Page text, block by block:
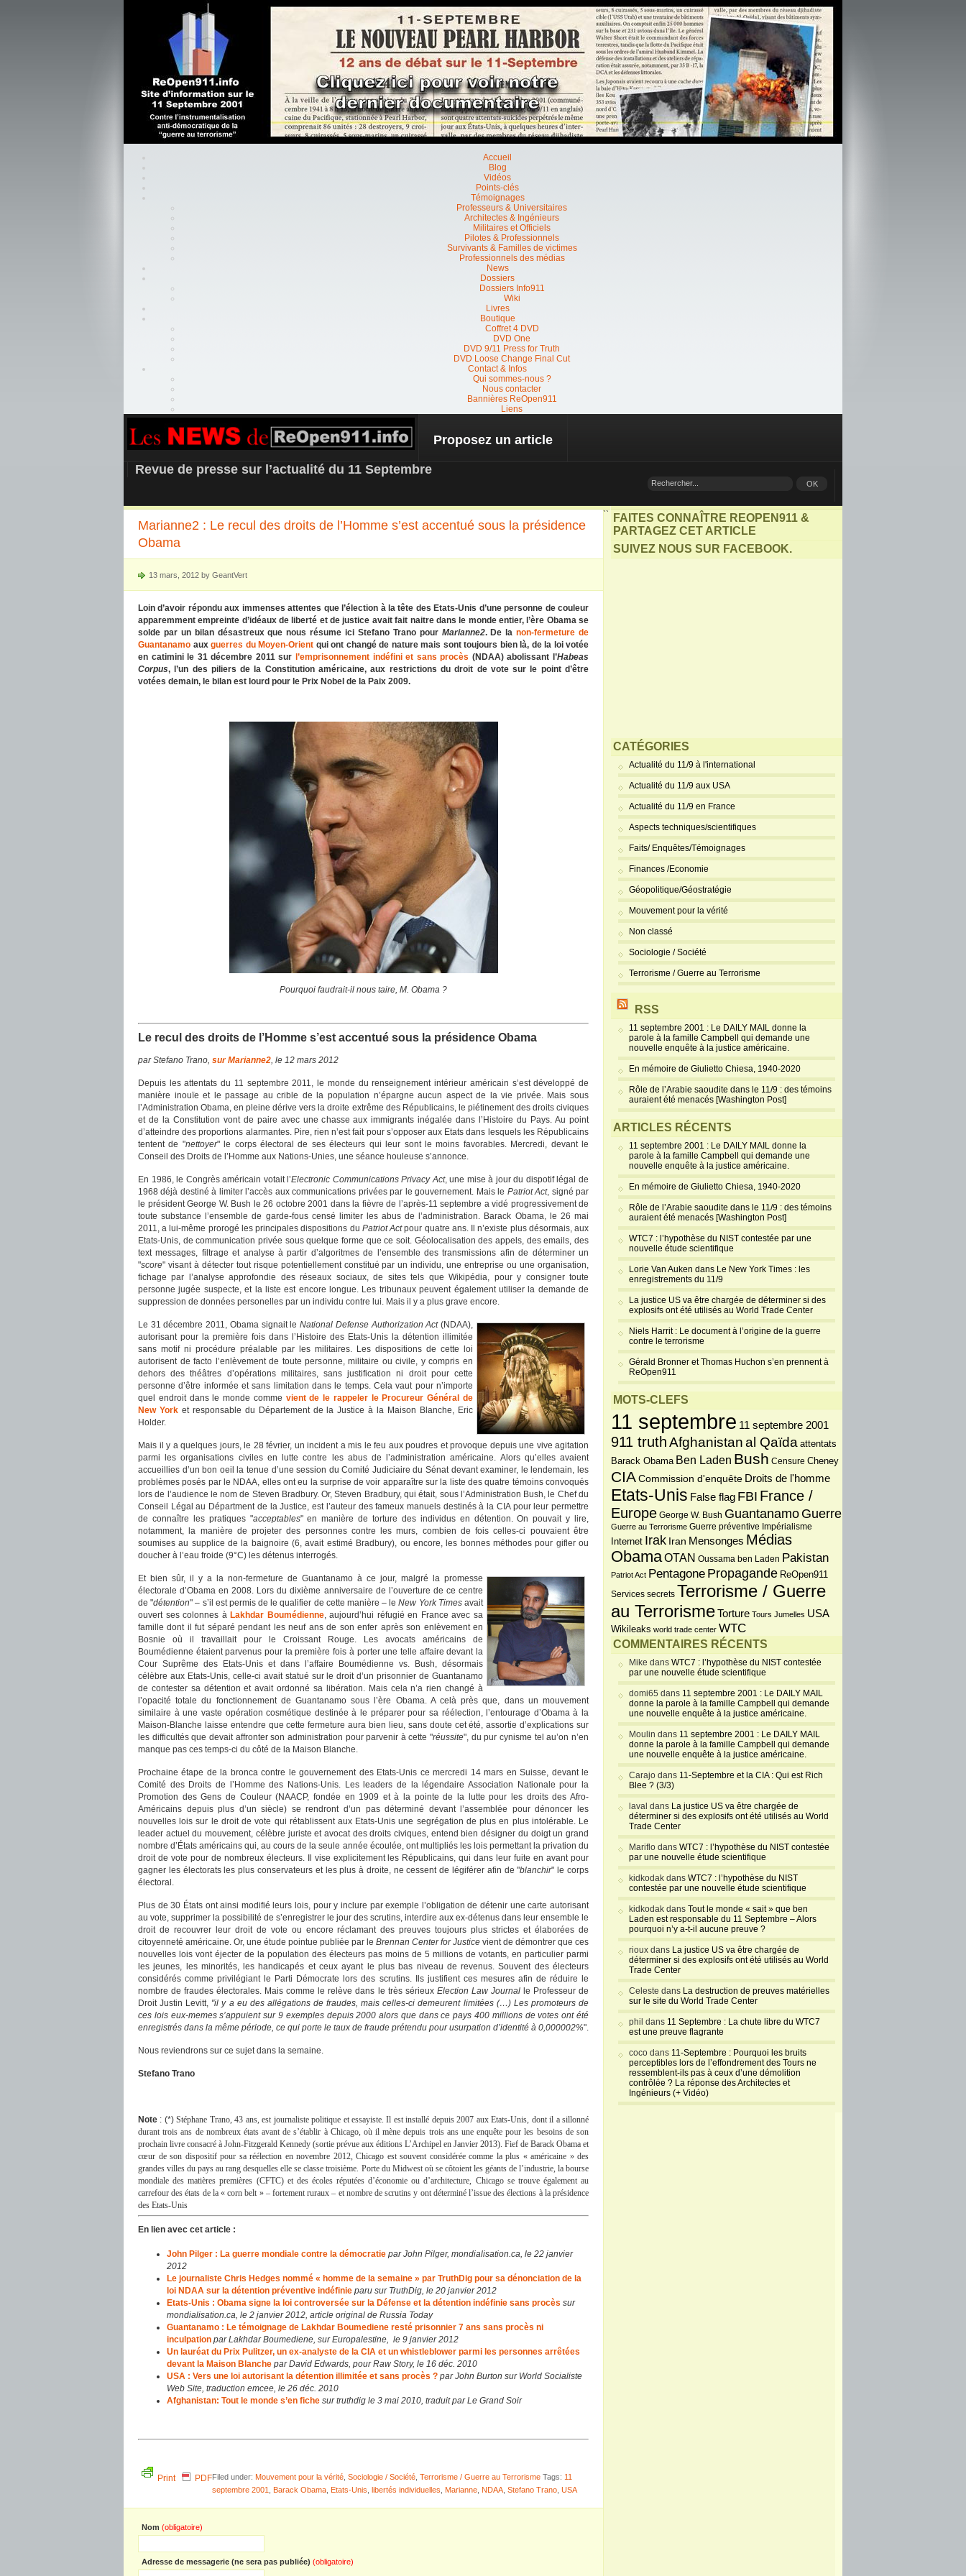
Accueil
Blog
Vidéos
Points-clés
Témoignages
Professeurs & Universitaires
Architectes & Ingénieurs
Militaires et Officiels
Pilotes & Professionnels
Survivants & Familles de victimes
Professionnels des médias
News
Dossiers
Dossiers Info911
Wiki
Livres
Boutique
Coffret 4 DVD
DVD One
DVD 9/11 Press for Truth
DVD Loose Change Final Cut
Contact & Infos
Qui sommes-nous ?
Nous contacter
Bannières ReOpen911
Liens
REOPEN911 – NEWS
Proposez un article
Revue de presse sur l’actualité du 11 Septembre
Marianne2 : Le recul des droits de l’Homme s’est accentué sous la présidence
Obama
13 mars, 2012 by GeantVert
Loin d’avoir répondu aux immenses attentes que l’élection à la tête des Etats-Unis d’une personne de couleur
apparemment empreinte d’idéaux de liberté et de justice avait fait naitre dans le monde entier, l’ère Obama se
solde par un bilan désastreux que nous résume ici Stefano Trano pour Marianne2. De lanon-fermeture de
Guantanamo aux guerres du Moyen-Orient qui ont changé de nature mais sont toujours bien là, de la loi votée
en catimini le 31 décembre 2011 sur l’emprisonnement indéfini et sans procès (NDAA) abolissant l’Habeas
Corpus, l’un des piliers de la Constitution américaine, aux restrictions du droit de vote sur le point d’être
votées demain, le bilan est lourd pour le Prix Nobel de la Paix 2009.
Pourquoi faudrait-il nous taire, M. Obama ?
Le recul des droits de l’Homme s’est accentué sous la présidence Obama
par Stefano Trano, sur Marianne2, le 12 mars 2012
Depuis les attentats du 11 septembre 2011, le monde du renseignement intérieur américain s’est développé de
manière inouïe et le passage au crible de la population n’épargne aucun aspect de la vie privée. Mais sous
l’Administration Obama, en pleine dérive vers la droite extrême des Républicains, le piétinement des droits civiques
et de la Constitution vont de paire avec une chasse aux immigrants inégalée dans l’Histoire du Pays. Au point
d’atteindre des proportions alarmantes. Pire, rien n’est fait pour s’opposer aux Etats dans lesquels les Républicains
tentent de "nettoyer" le corps électoral de ses électeurs qui leur sont le moins favorables. Mercredi, devant le
Conseil des Droits de l’Homme aux Nations-Unies, une séance houleuse s’annonce.
En 1986, le Congrès américain votait l’Electronic Communications Privacy Act, une mise à jour du dispotif légal de
1968 déjà destiné à limiter l’accès aux communications privées par le gouvernement. Mais le Patriot Act, signé par
le président George W. Bush le 26 octobre 2001 dans la fièvre de l’après-11 septembre a vidé progressivement de
toute substance l’ensemble de garde-fous censé limiter les abus de l’administration. Barack Obama, le 26 mai
2011, a lui-même prorogé les principales dispositions du Patriot Actpour quatre ans. Il n’existe plus désormais, aux
Etats-Unis, de communication privée sous quelque forme que ce soit. Géolocalisation des appels, des emails, des
text messages, filtrage et analyse à partir d’algoritmes de l’ensemble des transmissions afin de déterminer un
"score" visant à détecter tout risque potentiellement constitué par un individu, une entreprise ou une organisation,
fichage par l’analyse approfondie des réseaux sociaux, de sites tels que Wikipédia, pour y consigner toute
personne jugée suspecte, et la liste est encore longue. Les tribunaux peuvent également utiliser la demande de
suppression de données personelles par un individu contre lui. Mais il y a plus grave encore.
Le 31 décembre 2011, Obama signait leNational Defense Authorization Act(NDAA),
autorisant pour la première fois dans l’Histoire des Etats-Unis la détention illimitée
sans motif ni procédure préalable par les militaires. Les dispositions de cette loi
autorisent de facto l’enlèvement de toute personne, militaire ou civile, y compris en
dehors des théâtres d’opérations militaires, sans justification ni droit pour cette
personne d’être informée et sans limitation dans le temps. Cela vaut pour n’importe
quel endroit dans le monde comme vient de le rappeler le Procureur Général de
New Yorket responsable du Département de la Justice à la Maison Blanche, Eric
Holder.
Mais il y a quelques jours, le 28 février, un incident a mis le feu aux poudres et provoque depuis une vive agitation
parmi les organisations civiles en lutte contre les abus de l’administration américaine. Alors qu’elles avaient
accueillies d’un bon oeil la tenue d’une session du Comité Judiciaire du Sénat devant examiner, le lendemain, les
problèmes posés par le NDAA, elles ont eu la surprise de voir apparaître sur la liste des quatre témoins convoqués
lors de l’audience le nom de Steven Bradbury. Or, Steven Bradbury, qui était, sous l’Administration Bush, le Chef du
Conseil Légal au Départment de la Justice, est l’auteur des fameux manuels destinés à la CIA pour leur permettre
de connaître les pratiques "acceptables" en manière de torture des individus en détention. On pouvait y lire,
notamment, la manière de projeter des personnes contre les murs, combien de fois celles-ci pouvaient être
soumises au supplice de la baignoire (6, avait estimé Bradbury), ou encore, les bonnes méthodes pour gifler ou
doucher à l’eau froide (9°C) les détenus interrogés.
Et bien sûr, il y a la non-fermeture de Guantanamo à ce jour, malgré la promesse
électorale d’Obama en 2008. Lors du dixième anniversaire de l’ouverture de ce centre
de "détention" – s’il est permis de le qualifier de cette manière – leNew York Timesavait
ouvert ses colonnes à Lakhdar Boumédienne, aujourd’hui réfugié en France avec sa
famille dont il fut séparé pendant les neuf ans de son enfer après son enlèvement en
Bosnie où il travaillait pour le Croissant Rouge. Les avocats américains de
Boumédienne étaient parvenus pour la première fois à porter une telle affaire devant la
Cour Suprême des Etats-Unis et dans l’affaire Boumédienne vs. Bush, désormais
célèbre aux Etats-Unis, celle-ci avait statué sur le droit d’un prisonnier de Guantanamo
de contester sa détention et avait ordonné sa libération. Mais cela n’a rien changé à
l’opacité totale du fonctionnement de Guantanamo sous l’ère Obama. A celà près que, dans un mouvement
similaire à une vaste opération cosmétique destinée à le préparer pour sa réélection, l’entourage d’Obama à la
Maison-Blanche laisse entendre que cette fermeture aura bien lieu, sans doute cet été, assortie d’explications sur
les difficultés que devait affronter son administration pour parvenir à cette "réussite", du pur cynisme tel au’on n’en
manque pas ces temps-ci du côté de la Maison Blanche.
Prochaine étape de la bronca contre le gouvernement des Etats-Unis ce mercredi 14 mars en Suisse, devant le
Comité des Droits de l’Homme des Nations-Unis. Les leaders de la légendaire Association Nationale pour la
Promotion des Gens de Couleur (NAACP, fondée en 1909 et à la pointe de la lutte pour les droits des Afro-
Américains depuis plus d’un siècle) se rendront d’un pas déterminé devant l’assemblée pour dénoncer les
nouvelles lois sur le droit de vote qui rétablissent aux Etats-Unis une segrégation de plus en plus intolérable. Le
leader actuel du mouvement, célèbre juriste et avocat des droits civiques, entend bien désigner du doigt un grand
nombre d’États américains qui, au cours de la seule année écoulée, ont multipliés les lois permettant la privation du
droit de vote pour de nombreux électeurs. Il vise explicitement les Républicains, qui dans leur fuite en avant pour
gagner les électorats les plus conservateurs et les plus à droite, ne cessent de légiférer afin de "blanchir" le corps
électoral.
Plus de 30 États ont ainsi modifié leurs lois, pour y inclure par exemple l’obligation de détenir une carte autorisant
au vote, supprimer la possibilité de s’enregistrer le jour des scrutins, interdire aux ex-détenus dans leur ensemble le
droit de recouvrer leur droit de vote ou encore réclamant des preuves toujours plus strictes et élaborées de
citoyenneté américaine. Or, une étude pointue publiée par le Brennan Center for Justice vient de démontrer que ces
nouvelles lois vont éjecter de la population des électeurs pas moins de 5 millions de votants, en particulier parmi
les jeunes, les minorités, les handicapés et ceux ayant le plus bas niveau de revenus. Souvent des électeurs
considérés comme privilégiant le Parti Démocrate lors des scrutins. Ils justifient ces mesures afin de réduire le
nombre de fraudes électorales. Mais comme le relève dans le très sérieux Election Law Journalle Professeur de
Droit Justin Levitt, "il y a eu des allégations de fraudes, mais celles-ci demeurent limitées (…) Les promoteurs de
ces lois eux-memes s’appuient sur 9 exemples depuis 2000 alors que dans ce pays 400 millions de votes ont été
enregistrés dans la même période, ce qui porte le taux de fraude prétendu pour usurpation d’identité à 0,000002%".
Nous reviendrons sur ce sujet dans la semaine.
Stefano Trano
Note : (*)Stéphane Trano, 43 ans, est journaliste politique et essayiste. Il est installé depuis 2007 aux Etats-Unis, dont il a sillonné
durant trois ans de nombreux états avant de s’établir à Chicago, où il mène depuis trois ans une enquête pour les besoins de son
prochain livre consacré à John-Fitzgerald Kennedy (sortie prévue aux éditions L’Archipel en Janvier 2013). Fief de Barack Obama et
cœur de son dispositif pour sa réélection en novembre 2012, Chicago est souvent considérée comme la plus « américaine » des
grandes villes du pays au rang desquelles elle se classe troisième. Porte du Midwest où se côtoient les géants de l’industrie, la bourse
mondiale des matières premières (CFTC) et des écoles réputées d’économie ou d’architecture, Chicago se trouve également au
carrefour des états de la « corn belt » – fortement ruraux – et nombre de scrutins y ont déterminé l’issue des élections à la présidence
des Etats-Unis
En lien avec cet article :
John Pilger : La guerre mondiale contre la démocratie par John Pilger, mondialisation.ca, le 22 janvier
2012
Le journaliste Chris Hedges nommé « homme de la semaine » par TruthDig pour sa dénonciation de la
loi NDAA sur la détention préventive indéfinie paru sur TruthDig, le 20 janvier 2012
Etats-Unis : Obama signe la loi controversée sur la Défense et la détention indéfinie sans procès sur
mondialisation.ca, le 2 janvier 2012, article original de Russia Today
Guantanamo : Le témoignage de Lakhdar Boumediene resté prisonnier 7 ans sans procès ni
inculpation par Lakhdar Boumediene, sur Europalestine, le 9 janvier 2012
Un lauréat du Prix Pulitzer, un ex-analyste de la CIA et un whistleblower parmi les personnes arrêtées
devant la Maison Blanche par David Edwards, pour Raw Story, le 16 déc. 2010
USA : Vers une loi autorisant la détention illimitée et sans procès ? par John Burton sur World Socialiste
Web Site, traduction emcee, le 26 déc. 2010
Afghanistan: Tout le monde s’en fiche sur truthdig le 3 mai 2010, traduit par Le Grand Soir
Print PDFFiled under: Mouvement pour la vérité Sociologie / Société Terrorisme / Guerre au Terrorisme Tags: 11
septembre 2001
Barack Obama Etats-Unis libertés individuelles Marianne NDAA Stefano Trano USA
Nom (obligatoire)
Adresse de messagerie (ne sera pas publiée) (obligatoire)
``
FAITES CONNAÎTRE REOPEN911 &
PARTAGEZ CET ARTICLE
SUIVEZ NOUS SUR FACEBOOK.
CATÉGORIES
Actualité du 11/9 à l'international
Actualité du 11/9 aux USA
Actualité du 11/9 en France
Aspects techniques/scientifiques
Faits/ Enquêtes/Témoignages
Finances /Economie
Géopolitique/Géostratégie
Mouvement pour la vérité
Non classé
Sociologie / Société
Terrorisme / Guerre au Terrorisme
RSS
11 septembre 2001 : Le DAILY MAIL donne la
parole à la famille Campbell qui demande une
nouvelle enquête à la justice américaine.
En mémoire de Giulietto Chiesa, 1940-2020
Rôle de l’Arabie saoudite dans le 11/9 : des témoins
auraient été menacés [Washington Post]
ARTICLES RÉCENTS
11 septembre 2001 : Le DAILY MAIL donne la
parole à la famille Campbell qui demande une
nouvelle enquête à la justice américaine.
En mémoire de Giulietto Chiesa, 1940-2020
Rôle de l’Arabie saoudite dans le 11/9 : des témoins
auraient été menacés [Washington Post]
WTC7 : l’hypothèse du NIST contestée par une
nouvelle étude scientifique
Lorie Van Auken dans Le New York Times : les
enregistrements du 11/9
La justice US va être chargée de déterminer si des
explosifs ont été utilisés au World Trade Center
Niels Harrit : Le document à l’origine de la guerre
contre le terrorisme
Gérald Bronner et Thomas Huchon s’en prennent à
ReOpen911
MOTS-CLEFS
11 septembre 11 septembre 2001
911 truthAfghanistanal Qaïda attentats
Barack Obama Ben Laden Bush Censure Cheney
CIA Commission d'enquête Droits de l'homme
Etats-Unis False flag FBI France /
Europe George W. Bush Guantanamo Guerre
Guerre au Terrorisme Guerre préventive Impérialisme
Internet Irak Iran Mensonges Médias
ObamaOTAN Oussama ben Laden Pakistan
Patriot Act Pentagone Propagande ReOpen911
Services secrets Terrorisme / Guerre
au TerrorismeTorture Tours Jumelles USA
Wikileaks world trade center WTC
COMMENTAIRES RÉCENTS
Mike dans WTC7 : l’hypothèse du NIST contestée
par une nouvelle étude scientifique
domi65 dans 11 septembre 2001 : Le DAILY MAIL
donne la parole à la famille Campbell qui demande
une nouvelle enquête à la justice américaine.
Moulin dans 11 septembre 2001 : Le DAILY MAIL
donne la parole à la famille Campbell qui demande
une nouvelle enquête à la justice américaine.
Carajo dans 11-Septembre et la CIA : Qui est Rich
Blee ? (3/3)
laval dans La justice US va être chargée de
déterminer si des explosifs ont été utilisés au World
Trade Center
Mariflo dans WTC7 : l’hypothèse du NIST contestée
par une nouvelle étude scientifique
kidkodak dans WTC7 : l’hypothèse du NIST
contestée par une nouvelle étude scientifique
kidkodak dans Tout le monde « sait » que ben
Laden est responsable du 11 Septembre – Alors
pourquoi n’y a-t-il aucune preuve ?
rioux dans La justice US va être chargée de
déterminer si des explosifs ont été utilisés au World
Trade Center
Celeste dans La destruction de preuves matérielles
sur le site du World Trade Center
phil dans 11 Septembre : La chute libre du WTC7
est une preuve flagrante
coco dans 11-Septembre : Pourquoi les bruits
perceptibles lors de l’effondrement des Tours ne
ressemblent-ils pas à ceux d’une démolition
contrôlée ? La réponse des Architectes et
Ingénieurs (+ Vidéo)